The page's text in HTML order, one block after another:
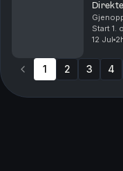
Start 1.
omgang
12 Jul
1 2 3 4